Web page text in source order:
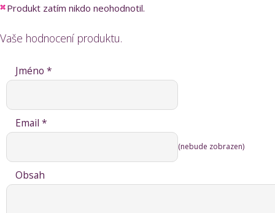
Produkt zatím nikdo neohodnotil.
Vaše hodnocení produktu.
Jméno *
Email *
(nebude zobrazen)
Obsah